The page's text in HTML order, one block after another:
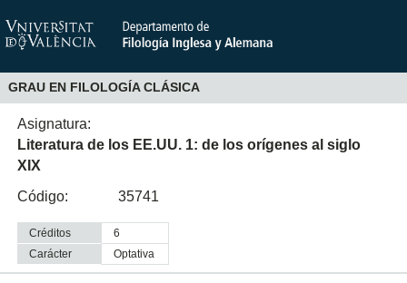
GRAU EN FILOLOGÍA CLÁSICA
Asignatura:
Literatura de los EE.UU. 1: de los orígenes al siglo
XIX
Código:
35741
Créditos
6
Carácter
optativa